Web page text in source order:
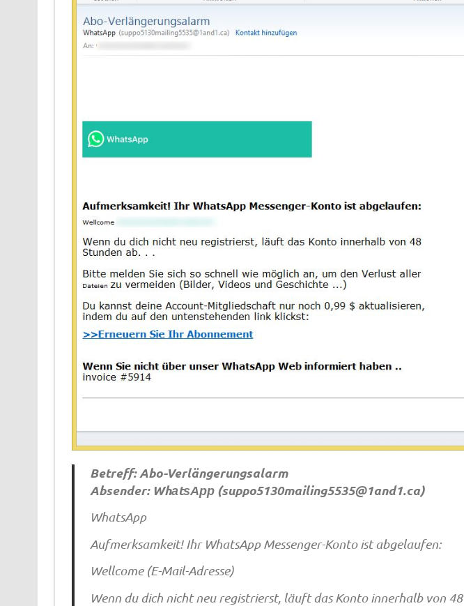
Betreff: Abo-Verlängerungsalarm
Absender: WhаtѕАрр (suppo5130mailing5535@1and1.ca)
WhatsApp
Aufmerksamkeit! Ihr WhatsApp Messenger-Konto ist abgelaufen:
Wellcome (E-Mail-Adresse)
Wenn du dich nicht neu registrierst, läuft das Konto innerhalb von 48